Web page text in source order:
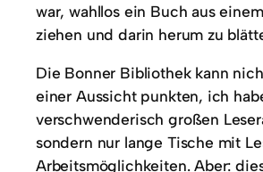
war, wahllos ein Buch aus
ziehen und darin herum zu
Die Bonner Bibliothek kann
einer Aussicht punkten, ich
verschwenderisch großen
sondern nur lange Tische mit
Arbeitsmöglichkeiten. Aber: